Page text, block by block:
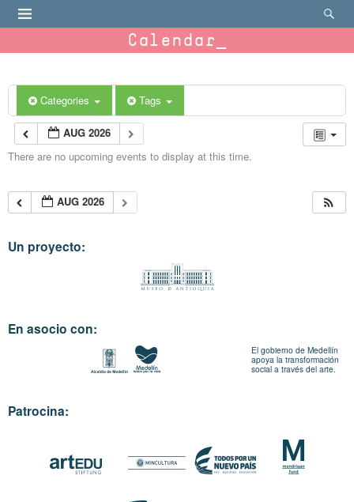
Calendar
Categories Tags
AUG 2026
There are no upcoming events to display at this time.
AUG 2026
Un proyecto:
En asocio con:
El gobierno de Medellín
apoya la transformación
social a través del arte.
Patrocina: